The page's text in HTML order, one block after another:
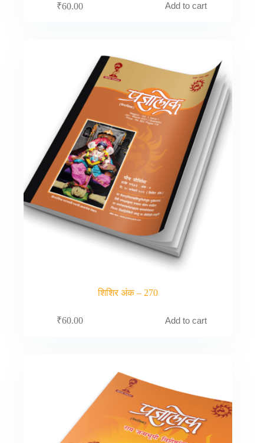
₹60.00 Add to cart
शिशिर अंक – 270
₹60.00 Add to cart